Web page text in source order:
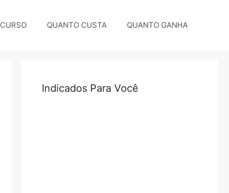
CURSO QUANTO CUSTA QUANTO GANHA
Indicados Para Você